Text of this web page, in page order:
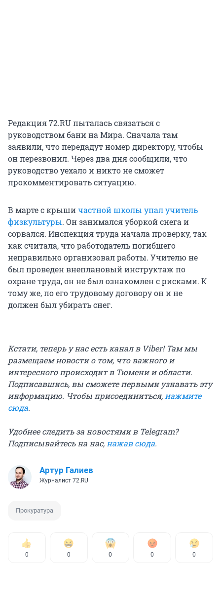
Редакция 72.RU пыталась связаться с
руководством бани на Мира. Сначала там
заявили, что передадут номер директору, чтобы
он перезвонил. Через два дня сообщили, что
руководство уехало и никто не сможет
прокомментировать ситуацию.
В марте с крышичастной школы упал учитель
физкультуры. Он занимался уборкой снега и
сорвался. Инспекция труда начала проверку, так
как считала, что работодатель погибшего
неправильно организовал работы. Учителю не
был проведен внеплановый инструктаж по
охране труда, он не был ознакомлен с рисками. К
тому же, по его трудовому договору он и не
должен был убирать снег.
Кстати, теперь у нас есть канал в Viber! Там мы
размещаем новости о том, что важного и
интересного происходит в Тюмени и области.
Подписавшись, вы сможете первыми узнавать эту
информацию. Чтобы присоединиться,нажмите
сюда.
Удобнее следить за новостями в Telegram?
Подписывайтесь на нас,нажав сюда.
Артур Галиев
Журналист 72.RU
Прокуратура
0 0 0 0 0